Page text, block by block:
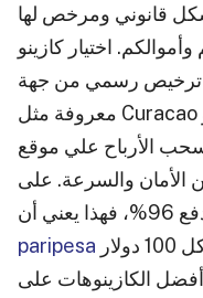
قانوني ومرخص لها
اختيار كازينو
ترخيص رسمي من جهة
معروفة مثل Curacao أو MGA، والاطلاع على تقييمات
الأرباح علي موقع
الأمان والسرعة. على
أن
paripesa
الكازينوهات على